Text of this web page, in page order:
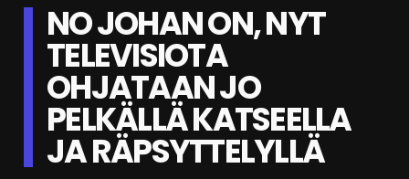
STREAMIT
KESKUSTELU
SHOP
NO JOHAN ON, NYT
TELEVISIOTA
OHJATAAN JO
PELKÄLLÄ KATSEELLA
JA RÄPSYTTELYLLÄ